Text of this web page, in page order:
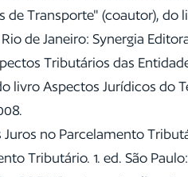
de Transporte" (coautor), do
de Janeiro: Synergia
Tributários das
livro Aspectos Jurídicos do
Juros no Parcelamento
Tributário. 1. ed. São